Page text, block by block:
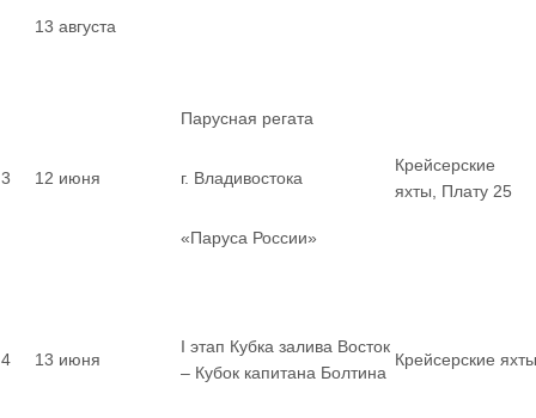
13 августа
3 12 июня
Парусная регата
г. Владивостока
«Паруса России»
Крейсерские
яхты, Плату 25
4 13 июня
I этап Кубка залива Восток
– Кубок капитана Болтина
Крейсерские яхты